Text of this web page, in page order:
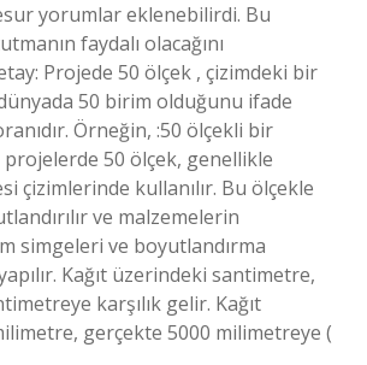
yorumlar eklenebilirdi. Bu
faydalı olacağını
Projede 50 ölçek , çizimdeki bir
50 birim olduğunu ifade
Örneğin, :50 ölçekli bir
50 ölçek, genellikle
çizimlerinde kullanılır. Bu ölçekle
ve malzemelerin
simgeleri ve boyutlandırma
Kağıt üzerindeki santimetre,
karşılık gelir. Kağıt
gerçekte 5000 milimetreye (